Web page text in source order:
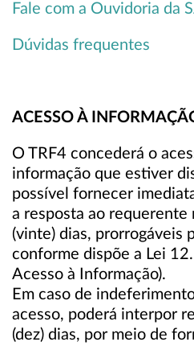
Fale com a Ouvidoria da
Dúvidas frequentes
ACESSO À
O TRF4 concederá o
informação que estiver
possível fornecer
a resposta ao requerente
(vinte) dias, prorrogáveis
conforme dispõe a Lei
Acesso à Informação).
Em caso de
acesso, poderá interpor
(dez) dias, por meio de